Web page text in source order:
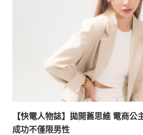
【快電人物誌】拋開舊思維 電商公
成功不僅限男性